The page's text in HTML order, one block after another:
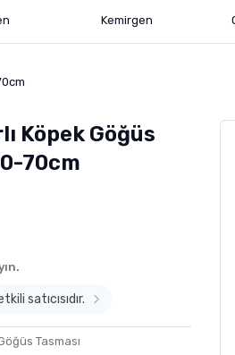
Kemirgen
Köpek Göğüs
70cm
satıcısıdır.
Tasması